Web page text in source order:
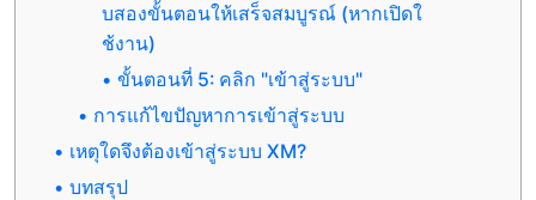
บสองขั้นตอนให้เสร็จสมบูรณ์ (หากเปิดใ
ช้งาน)
ขั้นตอนที่ 5: คลิก "เข้าสู่ระบบ"
การแก้ไขปัญหาการเข้าสู่ระบบ
เหตุใดจึงต้องเข้าสู่ระบบ XM?
บทสรุป